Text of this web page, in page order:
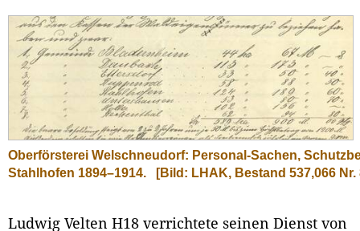
Oberförsterei Welschneudorf: Personal-Sachen,
Stahlhofen 1894–1914.
[Bild: LHAK, Bestand 537,066 Nr.
Ludwig Velten H18 verrichtete seinen Dienst von